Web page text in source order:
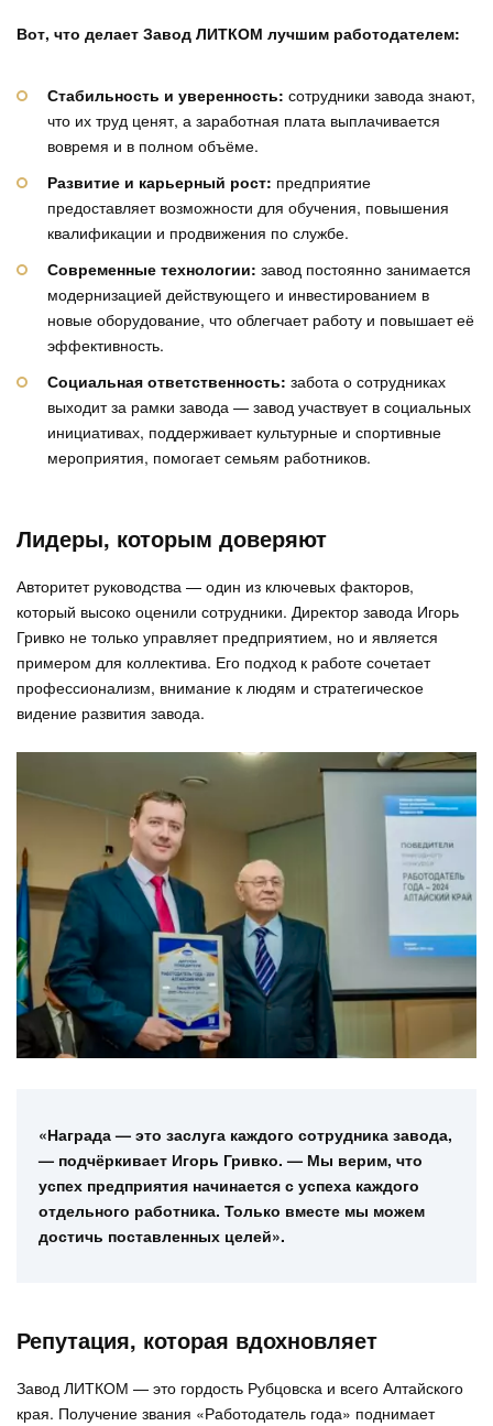
Вот, что делает Завод ЛИТКОМ лучшим работодателем:
Стабильность и уверенность: сотрудники завода знают,
что их труд ценят, а заработная плата выплачивается
вовремя и в полном объёме.
Развитие и карьерный рост: предприятие
предоставляет возможности для обучения, повышения
квалификации и продвижения по службе.
Современные технологии: завод постоянно занимается
модернизацией действующего и инвестированием в
новые оборудование, что облегчает работу и повышает её
эффективность.
Социальная ответственность: забота о сотрудниках
выходит за рамки завода — завод участвует в социальных
инициативах, поддерживает культурные и спортивные
мероприятия, помогает семьям работников.
Лидеры, которым доверяют
Авторитет руководства — один из ключевых факторов,
который высоко оценили сотрудники. Директор завода Игорь
Гривко не только управляет предприятием, но и является
примером для коллектива. Его подход к работе сочетает
профессионализм, внимание к людям и стратегическое
видение развития завода.
«Награда — это заслуга каждого сотрудника завода,
— подчёркивает Игорь Гривко. — Мы верим, что
успех предприятия начинается с успеха каждого
отдельного работника. Только вместе мы можем
достичь поставленных целей».
Репутация, которая вдохновляет
Завод ЛИТКОМ — это гордость Рубцовска и всего Алтайского
края. Получение звания «Работодатель года» поднимает